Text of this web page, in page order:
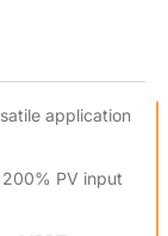
detection
side